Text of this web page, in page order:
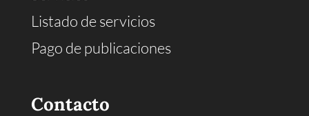
Listado de servicios
Pago de publicaciones
Contacto